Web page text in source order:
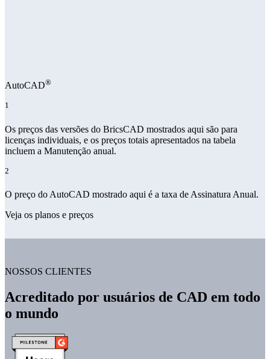
AutoCAD®
1
Os preços das versões do BricsCAD mostrados aqui são para
licenças individuais, e os preços totais apresentados na tabela
incluem a Manutenção anual.
2
O preço do AutoCAD mostrado aqui é a taxa de Assinatura Anual.
Veja os planos e preços
NOSSOS CLIENTES
Acreditado por usuários de CAD em todo
o mundo